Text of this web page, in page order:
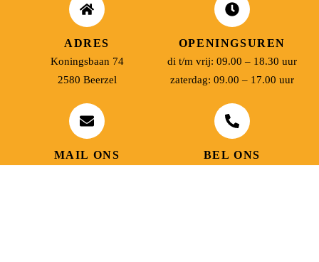
ADRES
Koningsbaan 74
2580 Beerzel
OPENINGSUREN
di t/m vrij: 09.00 – 18.30 uur
zaterdag: 09.00 – 17.00 uur
MAIL ONS BEL ONS